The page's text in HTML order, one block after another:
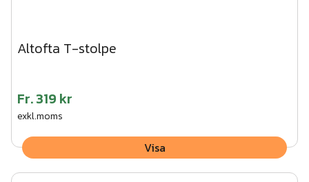
Altofta T-stolpe
Fr.319 kr
exkl.moms
Visa